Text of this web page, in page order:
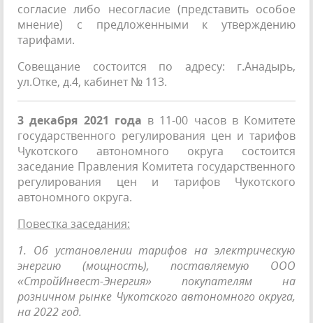
согласие либо несогласие (представить особое
мнение) с предложенными к утверждению
тарифами.
Совещание состоится по адресу: г.Анадырь,
ул.Отке, д.4, кабинет № 113.
3 декабря 2021 года в 11-00 часов в Комитете
государственного регулирования цен и тарифов
Чукотского автономного округа состоится
заседание Правления Комитета государственного
регулирования цен и тарифов Чукотского
автономного округа.
Повестка заседания:
1. Об установлении тарифов на электрическую
энергию (мощность), поставляемую ООО
«СтройИнвест-Энергия» покупателям на
розничном рынке Чукотского автономного округа,
на 2022 год.